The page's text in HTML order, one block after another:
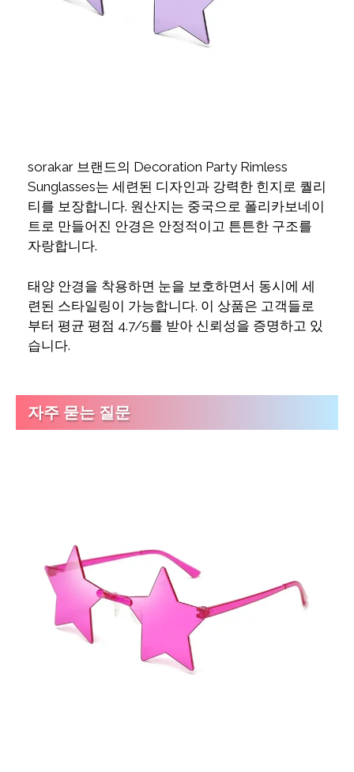
sorakar 브랜드의 Decoration Party Rimless
Sunglasses는 세련된 디자인과 강력한 힌지로 퀄리
티를 보장합니다. 원산지는 중국으로 폴리카보네이
트로 만들어진 안경은 안정적이고 튼튼한 구조를
자랑합니다.
태양 안경을 착용하면 눈을 보호하면서 동시에 세
련된 스타일링이 가능합니다. 이 상품은 고객들로
부터 평균 평점 4.7/5를 받아 신뢰성을 증명하고 있
습니다.
자주 묻는 질문